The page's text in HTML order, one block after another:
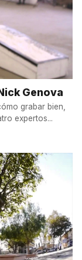
Genova
grabar bien,
expertos...